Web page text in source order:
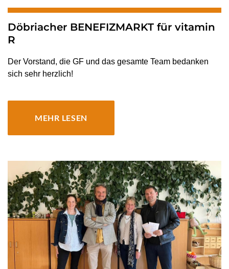
Döbriacher BENEFIZMARKT für vitamin
R
Der Vorstand, die GF und das gesamte Team bedanken
sich sehr herzlich!
MEHR LESEN